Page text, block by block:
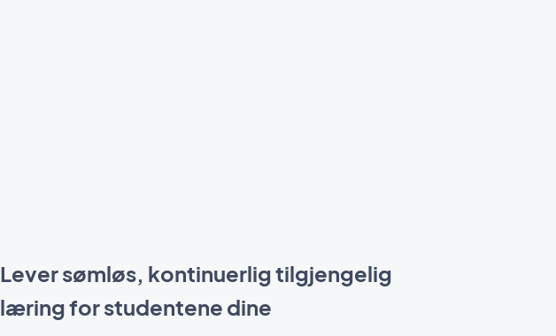
Lever sømløs, kontinuerlig tilgjengelig
læring for studentene dine